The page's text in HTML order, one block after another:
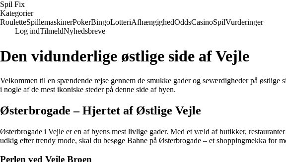
Spil Fix
Kategorier
RouletteSpillemaskinerPokerBingoLotteriAfhængighedOddsCasinoSpilVurderinger
Log indTilmeldNyhedsbreve
Den vidunderlige østlige side af Vejle
Velkommen til en spændende rejse gennem de smukke gader og seværdigheder på
i nogle af de mest ikoniske steder på denne side af byen.
Østerbrogade – Hjertet af Østlige Vejle
Østerbrogade i Vejle er en af byens mest livlige gader. Med et væld af butikker,
udkig efter trendy mode, skal du besøge Bahne på Østerbrogade – et shoppingmekka for
Perlen ved Vejle Broen